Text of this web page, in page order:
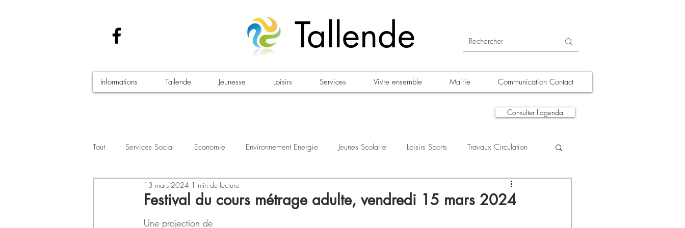
Tallende
Informations Tallende Jeunesse Loisirs Services Vivre ensemble Mairie Communication Contact
Consulter l'agenda
Tout Services Social Economie Environnement Energie Jeunes Scolaire Loisirs Sports Travaux Circulation
Santé - Covid-19 Culture Manifestations A la une
Festival du cours métrage adulte, vendredi 15 mars 2024
13 mars 2024 1 min de lecture
Une projection de